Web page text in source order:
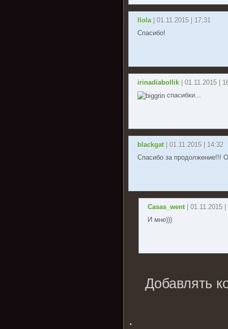
llola | 01.11.2015 | 17:31
Спасибо!
irinadiabollik | 01.11.2015 |
спасибки...
blackgat | 01.11.2015 | 14:32
Спасибо за продолжение!!!
Casas_went | 01.11.2015
И мне)))
Добавлять
.